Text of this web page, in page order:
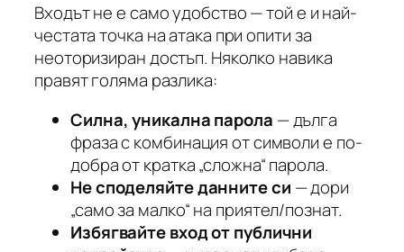
Входът не е само удобство — той е и най-
честата точка на атака при опити за
неоторизиран достъп. Няколко навика
правят голяма разлика:
Силна, уникална парола — дълга
фраза с комбинация от символи е по-
добра от кратка „сложна“ парола.
Не споделяйте данните си — дори
„само за малко“ на приятел/познат.
Избягвайте вход от публични